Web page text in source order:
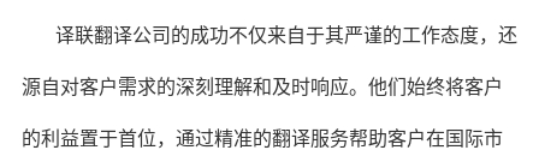
译联翻译公司的成功不仅来自于其严谨的工作态度，还
源自对客户需求的深刻理解和及时响应。他们始终将客户
的利益置于首位，通过精准的翻译服务帮助客户在国际市